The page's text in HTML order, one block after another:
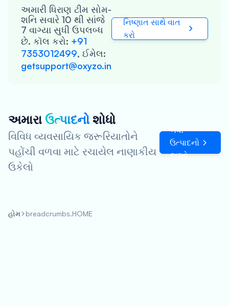
અમારી ધિરાણ ટીમ સોમ-
શનિ સવારે 10 થી સાંજે
7 વાગ્યા સુધી ઉપલબ્ધ
છે. કૉલ કરો: +91
7353012499, ઈમેલ:
getsupport@oxyzo.in
નિષ્ણાત સાથે વાત
કરો
અમારા ઉત્પાદનો શોધો
વિવિધ વ્યવસાયિક જરૂરિયાતોને
પહોંચી વળવા માટે રચાયેલ નાણાકીય
ઉકેલો
બધા
ઉત્પાદનો
જુઓ
હોમ breadcrumbs.HOME